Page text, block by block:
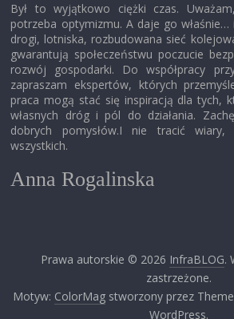
Był to wyjątkowo ciężki czas.
potrzeba optymizmu. A daje go właśnie…
drogi, lotniska, rozbudowana sieć
gwarantują społeczeństwu poczucie
rozwój gospodarki. Do współpracy
zapraszam ekspertów, których
praca mogą stać się inspiracją dla tych,
własnych dróg i pól do działania.
dobrych pomysłów.I nie tracić
wszystkich.
Anna Rogalinska
Prawa autorskie © 2026 InfraBLOG.
zastrzeżone.
Motyw: ColorMag stworzony przez
WordPress.